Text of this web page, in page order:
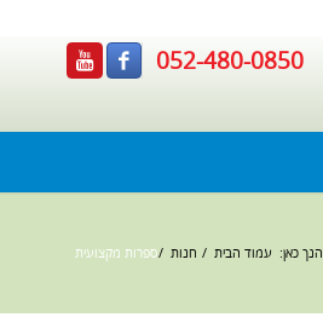
052-480-0850
הנך כאן: עמוד הבית / חנות /ספרות מקצועית